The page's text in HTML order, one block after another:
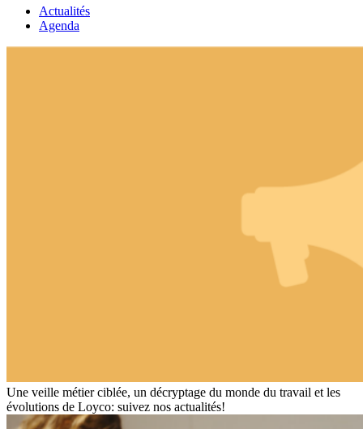
Actualités
Agenda
Une veille métier ciblée, un décryptage du monde du travail et les
évolutions de Loyco: suivez nos actualités!